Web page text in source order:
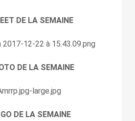
DE LA SEMAINE
DE LA SEMAINE
DE LA SEMAINE